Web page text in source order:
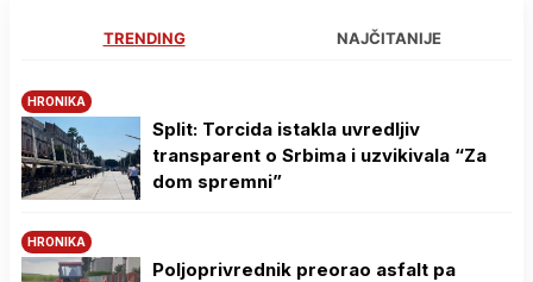
TRENDING NAJČITANIJE
HRONIKA
Split: Torcida istakla uvredljiv
transparent o Srbima i uzvikivala “Za
dom spremni”
HRONIKA
Poljoprivrednik preorao asfalt pa